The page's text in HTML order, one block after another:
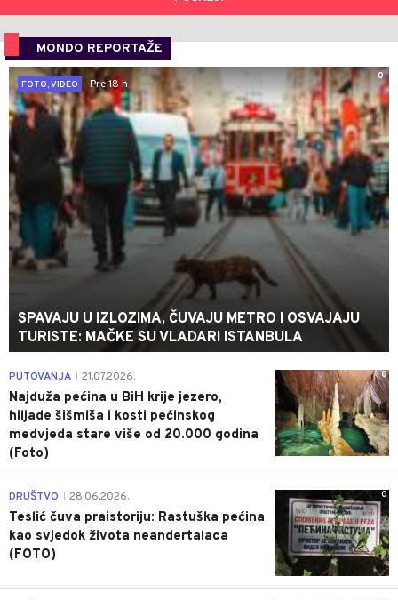
MONDO REPORTAŽE
0
FOTO, VIDEO
Pre 18 h
SPAVAJU U IZLOZIMA, ČUVAJU METRO I OSVAJAJU
TURISTE: MAČKE SU VLADARI ISTANBULA
0
PUTOVANJA 21.07.2026.
Najduža pećina u BiH krije jezero,
hiljade šišmiša i kosti pećinskog
medvjeda stare više od 20.000 godina
(Foto)
0
DRUŠTVO 28.06.2026.
Teslić čuva praistoriju: Rastuška pećina
kao svjedok života neandertalaca
(FOTO)